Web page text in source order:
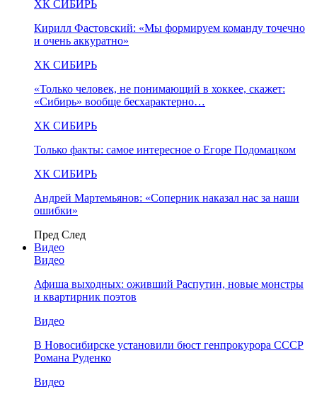
ХК СИБИРЬ
Кирилл Фастовский: «Мы формируем команду точечно
и очень аккуратно»
ХК СИБИРЬ
«Только человек, не понимающий в хоккее, скажет:
«Сибирь» вообще бесхарактерно…
ХК СИБИРЬ
Только факты: самое интересное о Егоре Подомацком
ХК СИБИРЬ
Андрей Мартемьянов: «Соперник наказал нас за наши
ошибки»
Пред След
Видео
Видео
Афиша выходных: оживший Распутин, новые монстры
и квартирник поэтов
Видео
В Новосибирске установили бюст генпрокурора СССР
Романа Руденко
Видео